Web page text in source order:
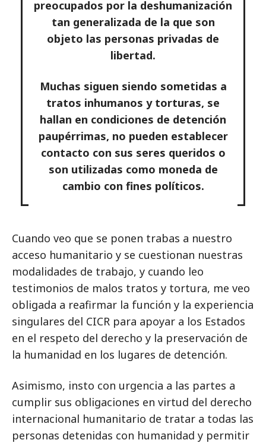
preocupados por la deshumanización
tan generalizada de la que son
objeto las personas privadas de
libertad.
Muchas siguen siendo sometidas a
tratos inhumanos y torturas, se
hallan en condiciones de detención
paupérrimas, no pueden establecer
contacto con sus seres queridos o
son utilizadas como moneda de
cambio con fines políticos.
Cuando veo que se ponen trabas a nuestro
acceso humanitario y se cuestionan nuestras
modalidades de trabajo, y cuando leo
testimonios de malos tratos y tortura, me veo
obligada a reafirmar la función y la experiencia
singulares del CICR para apoyar a los Estados
en el respeto del derecho y la preservación de
la humanidad en los lugares de detención.
Asimismo, insto con urgencia a las partes a
cumplir sus obligaciones en virtud del derecho
internacional humanitario de tratar a todas las
personas detenidas con humanidad y permitir